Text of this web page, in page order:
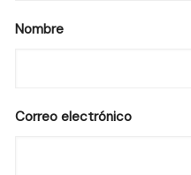
Nombre
Correo electrónico